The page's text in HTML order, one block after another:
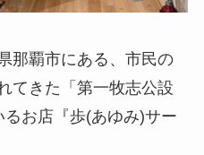
那覇市にある、市民の
てきた「第一牧志公設
お店『歩(あゆみ)サー